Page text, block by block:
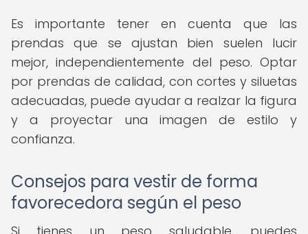
Es importante tener en cuenta que las
prendas que se ajustan bien suelen lucir
mejor, independientemente del peso. Optar
por prendas de calidad, con cortes y siluetas
adecuadas, puede ayudar a realzar la figura
y a proyectar una imagen de estilo y
confianza.
Consejos para vestir de forma
favorecedora según el peso